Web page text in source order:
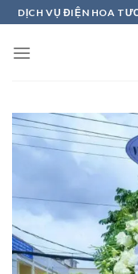
Skip
to
content
DỊCH VỤ ĐIỆN HOA